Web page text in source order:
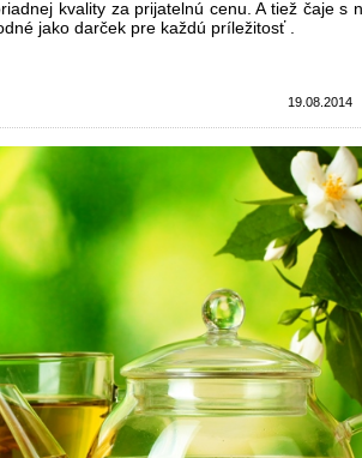
kvality za prijatelnú cenu. A tiež čaje s
jako darček pre každú príležitosť .
19.08.2014